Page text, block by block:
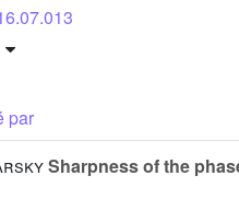
par
Sharpness of the